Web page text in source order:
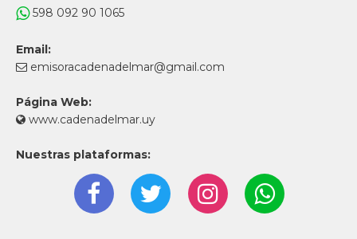
598 092 90 1065
Email:
emisoracadenadelmar@gmail.com
Página Web:
www.cadenadelmar.uy
Nuestras plataformas: